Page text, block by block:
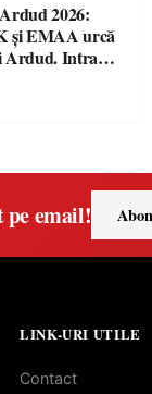
2026:
și EMAA urcă
Ardud. Intrarea
email!
LINK-URI UTILE
Contact